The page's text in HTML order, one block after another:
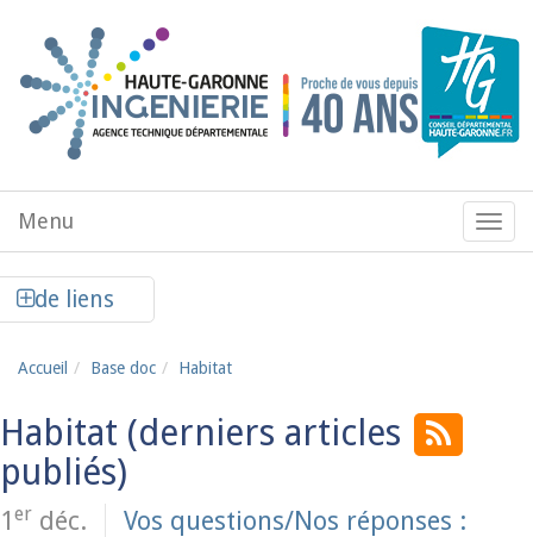
Menu
de
Menu
de liens
Accueil Base doc Habitat
Habitat
1 er déc.
Vos questions/Nos réponses :